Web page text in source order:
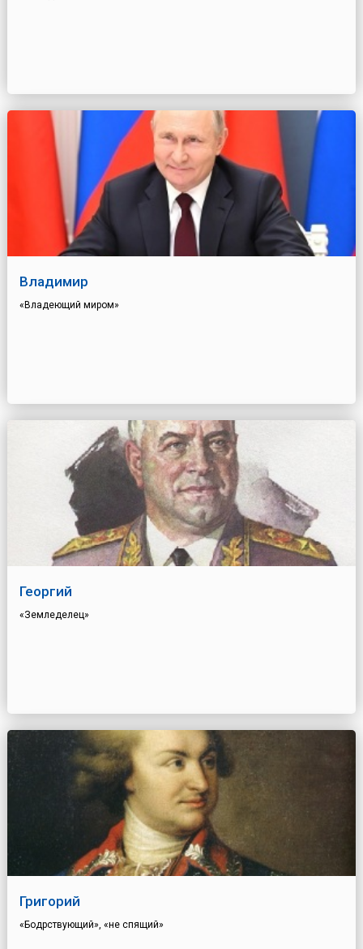
Владимир
«Владеющий миром»
Георгий
«Земледелец»
Григорий
«Бодрствующий», «не спящий»